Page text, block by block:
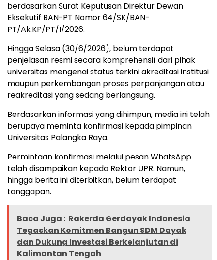
berdasarkan Surat Keputusan Direktur Dewan
Eksekutif BAN-PT Nomor 64/SK/BAN-
PT/Ak.KP/PT/I/2026.
Hingga Selasa (30/6/2026), belum terdapat
penjelasan resmi secara komprehensif dari pihak
universitas mengenai status terkini akreditasi institusi
maupun perkembangan proses perpanjangan atau
reakreditasi yang sedang berlangsung.
Berdasarkan informasi yang dihimpun, media ini telah
berupaya meminta konfirmasi kepada pimpinan
Universitas Palangka Raya.
Permintaan konfirmasi melalui pesan WhatsApp
telah disampaikan kepada Rektor UPR. Namun,
hingga berita ini diterbitkan, belum terdapat
tanggapan.
Baca Juga : Rakerda Gerdayak Indonesia
Tegaskan Komitmen Bangun SDM Dayak
dan Dukung Investasi Berkelanjutan di
Kalimantan Tengah